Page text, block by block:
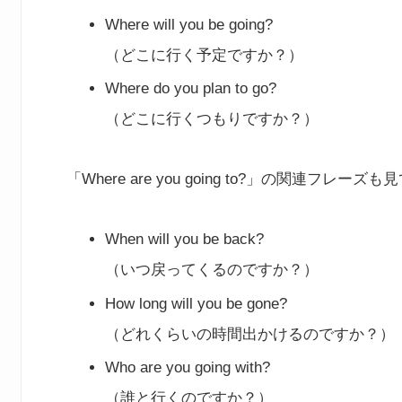
Where will you be going?
（どこに行く予定ですか？）
Where do you plan to go?
（どこに行くつもりですか？）
「Where are you going to?」の関連フレーズも見
When will you be back?
（いつ戻ってくるのですか？）
How long will you be gone?
（どれくらいの時間出かけるのですか？）
Who are you going with?
（誰と行くのですか？）